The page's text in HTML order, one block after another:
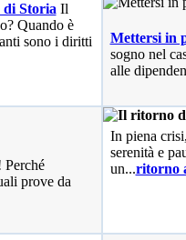
di Storia Il
Quando è
sono i diritti
Mettersi in
sogno nel
alle
Perché
prove da
In piena
serenità e
un...ritorno